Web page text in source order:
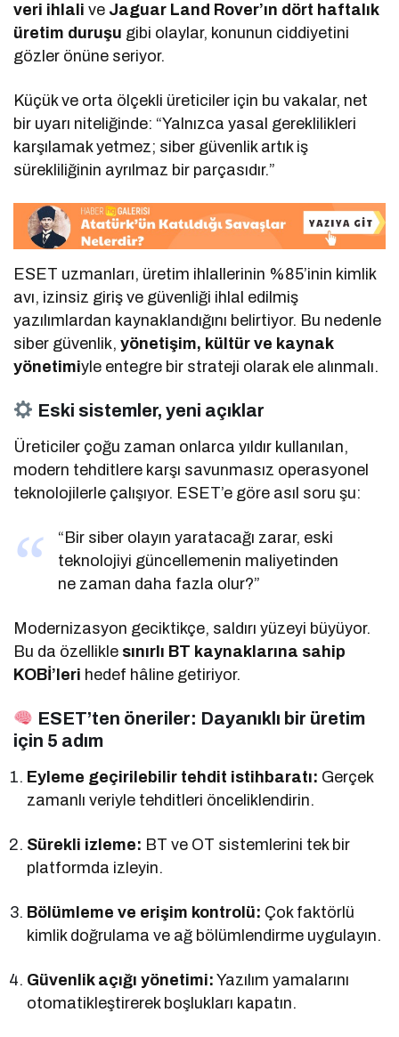
veri ihlali ve Jaguar Land Rover’ın dört haftalık
üretim duruşu gibi olaylar, konunun ciddiyetini
gözler önüne seriyor.
Küçük ve orta ölçekli üreticiler için bu vakalar, net
bir uyarı niteliğinde: “Yalnızca yasal gereklilikleri
karşılamak yetmez; siber güvenlik artık iş
sürekliliğinin ayrılmaz bir parçasıdır.”
ESET uzmanları, üretim ihlallerinin %85’inin kimlik
avı, izinsiz giriş ve güvenliği ihlal edilmiş
yazılımlardan kaynaklandığını belirtiyor. Bu nedenle
siber güvenlik,yönetişim, kültür ve kaynak
yönetimiyle entegre bir strateji olarak ele alınmalı.
Eski sistemler, yeni açıklar
Üreticiler çoğu zaman onlarca yıldır kullanılan,
modern tehditlere karşı savunmasız operasyonel
teknolojilerle çalışıyor. ESET’e göre asıl soru şu:
“Bir siber olayın yaratacağı zarar, eski
teknolojiyi güncellemenin maliyetinden
ne zaman daha fazla olur?”
Modernizasyon geciktikçe, saldırı yüzeyi büyüyor.
Bu da özellikle sınırlı BT kaynaklarına sahip
KOBİ’leri hedef hâline getiriyor.
ESET’ten öneriler: Dayanıklı bir üretim
için 5 adım
Eyleme geçirilebilir tehdit istihbaratı: Gerçek
zamanlı veriyle tehditleri önceliklendirin.
Sürekli izleme: BT ve OT sistemlerini tek bir
platformda izleyin.
Bölümleme ve erişim kontrolü: Çok faktörlü
kimlik doğrulama ve ağ bölümlendirme uygulayın.
Güvenlik açığı yönetimi: Yazılım yamalarını
otomatikleştirerek boşlukları kapatın.